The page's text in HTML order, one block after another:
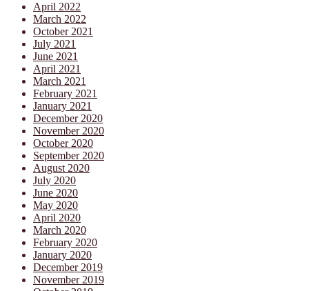
April 2022
March 2022
October 2021
July 2021
June 2021
April 2021
March 2021
February 2021
January 2021
December 2020
November 2020
October 2020
September 2020
August 2020
July 2020
June 2020
May 2020
April 2020
March 2020
February 2020
January 2020
December 2019
November 2019